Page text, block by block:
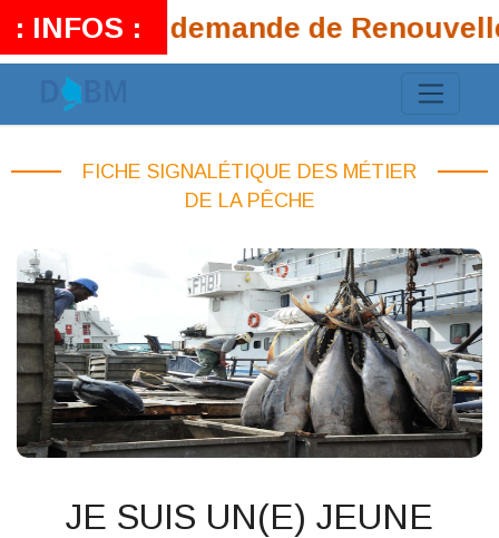
que la demande de
FICHE SIGNALÉTIQUE DES MÉTIER
DE LA PÊCHE
JE SUIS UN(E) JEUNE